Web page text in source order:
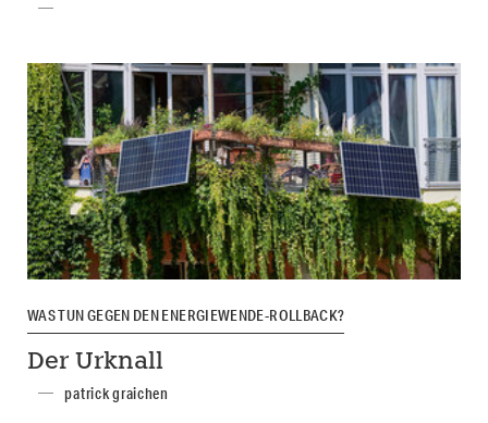
WAS TUN GEGEN DEN ENERGIEWENDE-ROLLBACK?
Der Urknall
patrick graichen